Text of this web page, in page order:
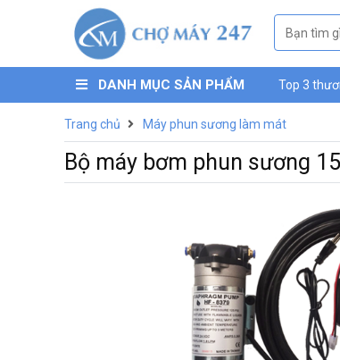
DANH MỤC SẢN PHẨM Top 3
máy nén
Trang chủ Máy phun sương làm mát
Bộ máy bơm phun sương